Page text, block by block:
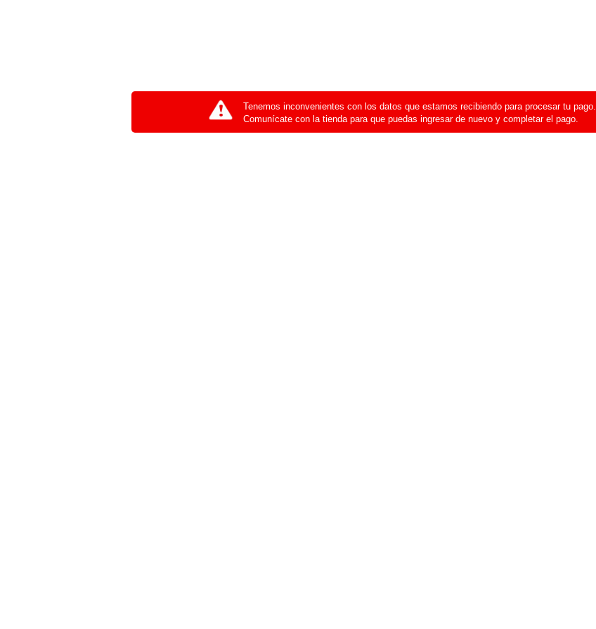
Tenemos inconvenientes con los datos que estamos recibiendo para procesar tu pago.
Comunícate con la tienda para que puedas ingresar de nuevo y completar el pago.